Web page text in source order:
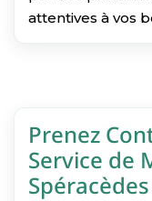
attentives à vos
Prenez
Service de
Spéracèdes